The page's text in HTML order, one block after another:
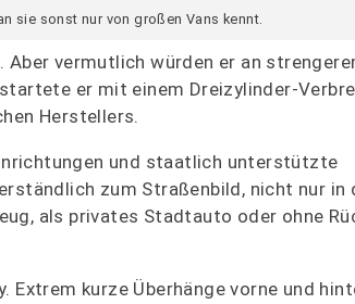
sie sonst nur von großen Vans kennt.
vermutlich würden er an
er mit einem Dreizylinder-
Herstellers.
und staatlich unterstützte
zum Straßenbild, nicht nur in
als privates Stadtauto oder ohne
kurze Überhänge vorne und